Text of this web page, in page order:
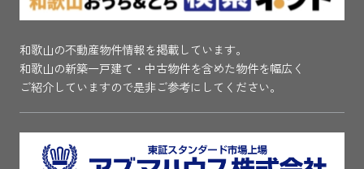
和歌山の不動産物件情報を掲載しています。
和歌山の新築一戸建て・中古物件を含めた物件を幅広く
ご紹介していますので是非ご参考にしてください。